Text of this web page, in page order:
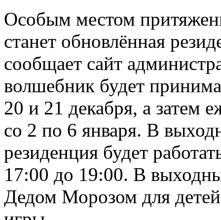
Особым местом
станет обновлённая
сообщает сайт
волшебник будет
20 и 21 декабря, а затем
со 2 по 6 января. В
резиденция будет
17:00 до 19:00. В
Дедом Морозом для